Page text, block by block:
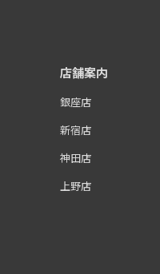
店舗案内
銀座店
新宿店
神田店
上野店